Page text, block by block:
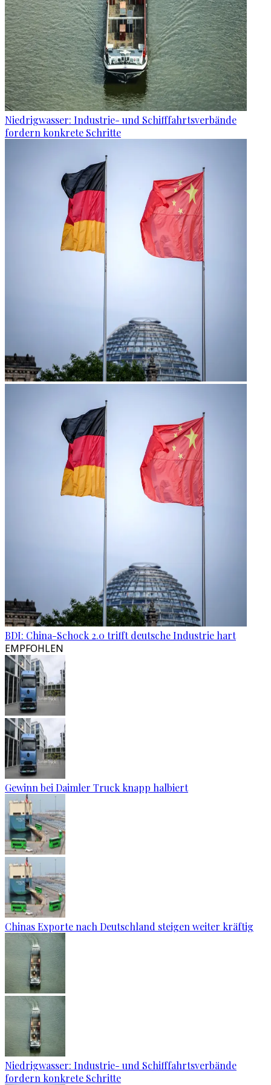
Niedrigwasser: Industrie- und Schifffahrtsverbände
fordern konkrete Schritte
BDI: China-Schock 2.0 trifft deutsche Industrie hart
EMPFOHLEN
Gewinn bei Daimler Truck knapp halbiert
Chinas Exporte nach Deutschland steigen weiter kräftig
Niedrigwasser: Industrie- und Schifffahrtsverbände
fordern konkrete Schritte